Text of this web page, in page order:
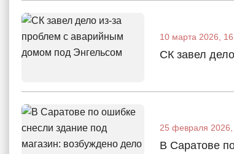
10 марта 2026,
СК завел
25 февраля 2026,
В Саратове